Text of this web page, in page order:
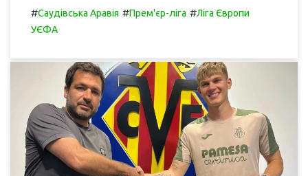
#Саудівська Аравія #Прем'єр-ліга #Ліга Європи
УЄФА